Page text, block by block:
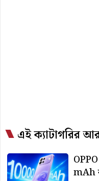
এই ক্যাটাগরির
mAh